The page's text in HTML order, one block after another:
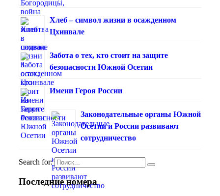
Хлеб – символ жизни в осажденном
Цхинвале
Забота о тех, кто стоит на защите
безопасности Южной Осетии
Имени Героя России
Законодательные органы Южной
Осетии и России развивают
сотрудничество
Search for:
Последние номера